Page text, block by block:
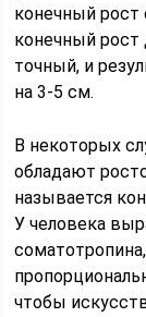
конечный рост
конечный рост
точный, и
на 3-5 см.
В некоторых
обладают
называется
У человека
чтобы